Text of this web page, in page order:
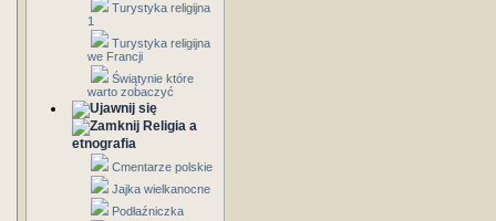
Turystyka religijna
1
Turystyka religijna
we Francji
Świątynie które
warto zobaczyć
Religia a
etnografia
Cmentarze polskie
Jajka wielkanocne
Podłaźniczka